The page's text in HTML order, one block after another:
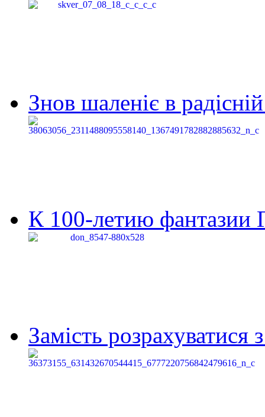
Знов шаленіє в
К 100-летию фантазии
Замість